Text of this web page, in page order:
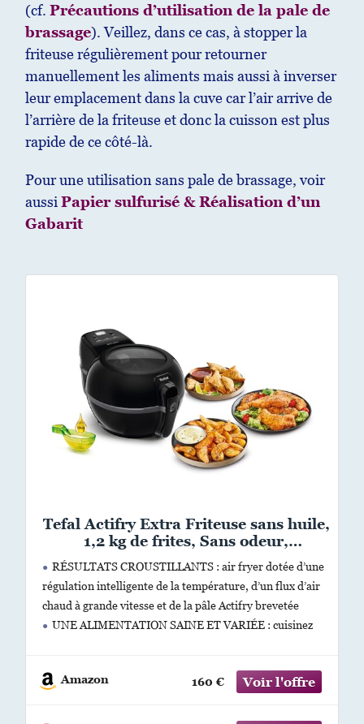
(cf.Précautions d’utilisation de la pale de
brassage). Veillez, dans ce cas, à stopper la
friteuse régulièrement pour retourner
manuellement les aliments mais aussi à inverser
leur emplacement dans la cuve car l’air arrive de
l’arrière de la friteuse et donc la cuisson est plus
rapide de ce côté-là.
Pour une utilisation sans pale de brassage, voir
aussiPapier sulfurisé & Réalisation d’un
Gabarit
Tefal Actifry Extra Friteuse sans huile,
1,2 kg de frites, Sans odeur,
Régulation automatique de la
température, Pale de brassage,
Couvercle en verre, air fryer FZ722815
RÉSULTATS CROUSTILLANTS : air fryer dotée d’une
régulation intelligente de la température, d’un flux d’air
chaud à grande vitesse et de la pâle Actifry brevetée
UNE ALIMENTATION SAINE ET VARIÉE : cuisinez
Amazon 160 €